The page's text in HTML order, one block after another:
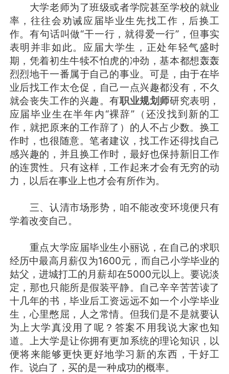
大学老师为了班级或者学院甚至学校的就业
率，往往会劝诫应届毕业生先找工作，后换工
作。有句话叫做“干一行，就得爱一行”，但事实
表明并非如此。应届大学生，正处年轻气盛时
期，凭着初生牛犊不怕虎的冲劲，基本都想轰轰
烈烈地干一番属于自己的事业。可是，由于在毕
业后找工作太仓促，自己一点兴趣都没有，不久
就会丧失工作的兴趣。有职业规划师研究表明，
应届毕业生在半年内“裸辞”（还没找到新的工
作，就把原来的工作辞了）的人不占少数。换工
作时，也很随意。笔者建议，找工作还得找自己
感兴趣的，并且换工作时，最好也保持新旧工作
的连贯性。只有这样，工作起来才会有无穷的动
力，以后在事业上也才会有所作为。
三、认清市场形势，咱不能改变环境便只有
学着改变自己。
重点大学应届毕业生小丽说，在自己的求职
经历中最高月薪仅为1600元，而自己小学毕业的
姑父，进城打工的月薪却在5000元以上。要说淡
定，那也只能所是假装平静。自己辛辛苦苦读了
十几年的书，毕业后工资远远不如一个小学毕业
生，心里憋屈，人之常情。但我们是不是就要认
为上大学真没用了呢？答案不用我说大家也知
道。上大学是让你拥有更加系统的理论知识，以
便将来能够更快更好地学习新的东西，干好工
作。说白了，买的是一种成功的概率。